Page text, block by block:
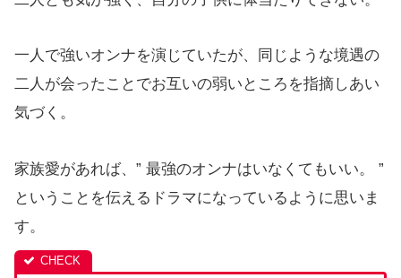
一人で強いオンナを演じていたが、同じような境遇の
二人が会ったことでお互いの弱いところを指摘しあい
気づく。
家族愛があれば、” 最強のオンナはいなくてもいい。 ”
ということを伝えるドラマになっているように思いま
す。